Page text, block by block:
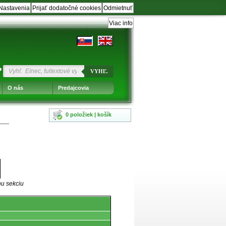
Odmietnuť
Prijať dodatočné cookies
Nastavenia
Viac info
VYHĽ.
O nás Predajcovia
0 položiek | košík
sekciu